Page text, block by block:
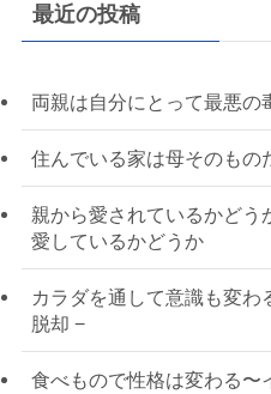
最近の投稿
両親は自分にとって最悪の
住んでいる家は母そのもの
親から愛されているかどう
愛しているかどうか
カラダを通して意識も変わ
脱却 −
食べもので性格は変わる〜